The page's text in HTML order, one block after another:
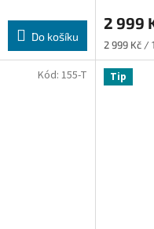
Do košíku
2 999
Měrná
cena:
2 999 Kč /
Kód: 155-T Tip